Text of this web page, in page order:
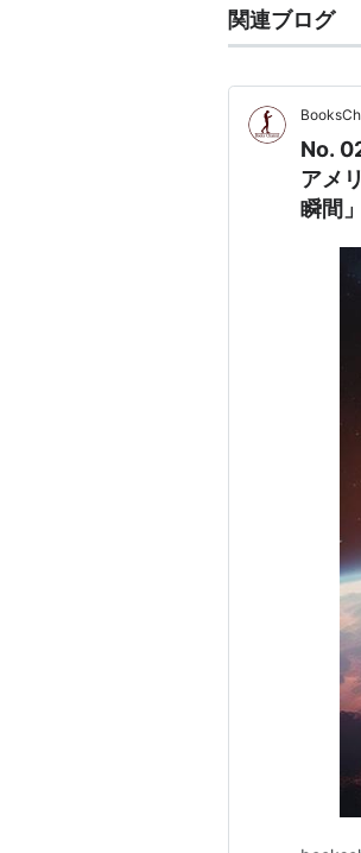
関連ブログ
No.
アメ
瞬間